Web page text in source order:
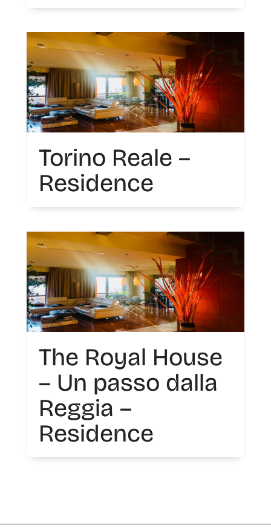
Torino Reale –
Residence
The Royal House
– Un passo dalla
Reggia –
Residence